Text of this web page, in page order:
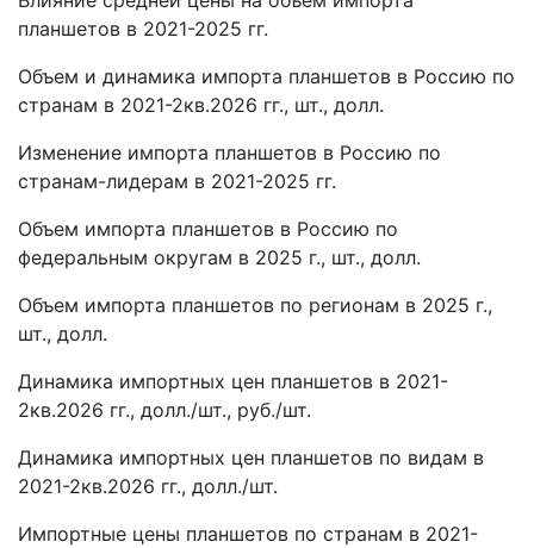
планшетов в 2021-2025 гг.
Объем и динамика импорта планшетов в Россию по
странам в 2021-2кв.2026 гг., шт., долл.
Изменение импорта планшетов в Россию по
странам-лидерам в 2021-2025 гг.
Объем импорта планшетов в Россию по
федеральным округам в 2025 г., шт., долл.
Объем импорта планшетов по регионам в 2025 г.,
шт., долл.
Динамика импортных цен планшетов в 2021-
2кв.2026 гг., долл./шт., руб./шт.
Динамика импортных цен планшетов по видам в
2021-2кв.2026 гг., долл./шт.
Импортные цены планшетов по странам в 2021-